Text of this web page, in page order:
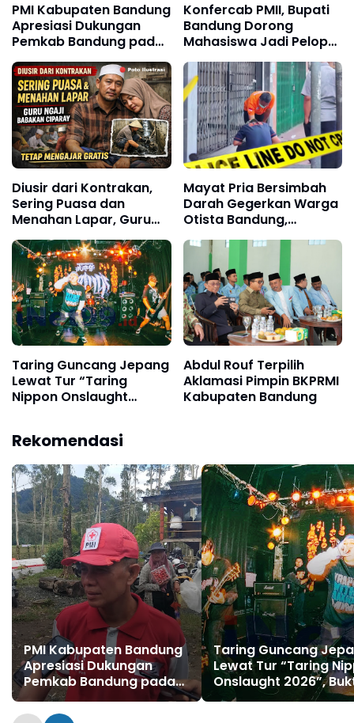
PMI Kabupaten Bandung
Apresiasi Dukungan
Pemkab Bandung pada
Kegiatan Jumpa Bakti
Gembira PMR
Konfercab PMII, Bupati
Bandung Dorong
Mahasiswa Jadi Pelopor
Gerakan Anti Narkoba
Diusir dari Kontrakan,
Sering Puasa dan
Menahan Lapar, Guru
Ngaji Babakan Ciparay
Tetap Mengajar Gratis
Mayat Pria Bersimbah
Darah Gegerkan Warga
Otista Bandung,
Ditemukan Penuh Luka
Sadis di Trotoar
Taring Guncang Jepang
Lewat Tur “Taring
Nippon Onslaught
Panggung Internasional
Abdul Rouf Terpilih
Aklamasi Pimpin BKPRMI
Kabupaten Bandung
Rekomendasi
PMI Kabupaten Bandung
Apresiasi Dukungan
Pemkab Bandung pada
Kegiatan Jumpa Bakti
Gembira PMR
Taring Guncang
Lewat Tur “Taring
Onslaught 2026”,
Band Bandung